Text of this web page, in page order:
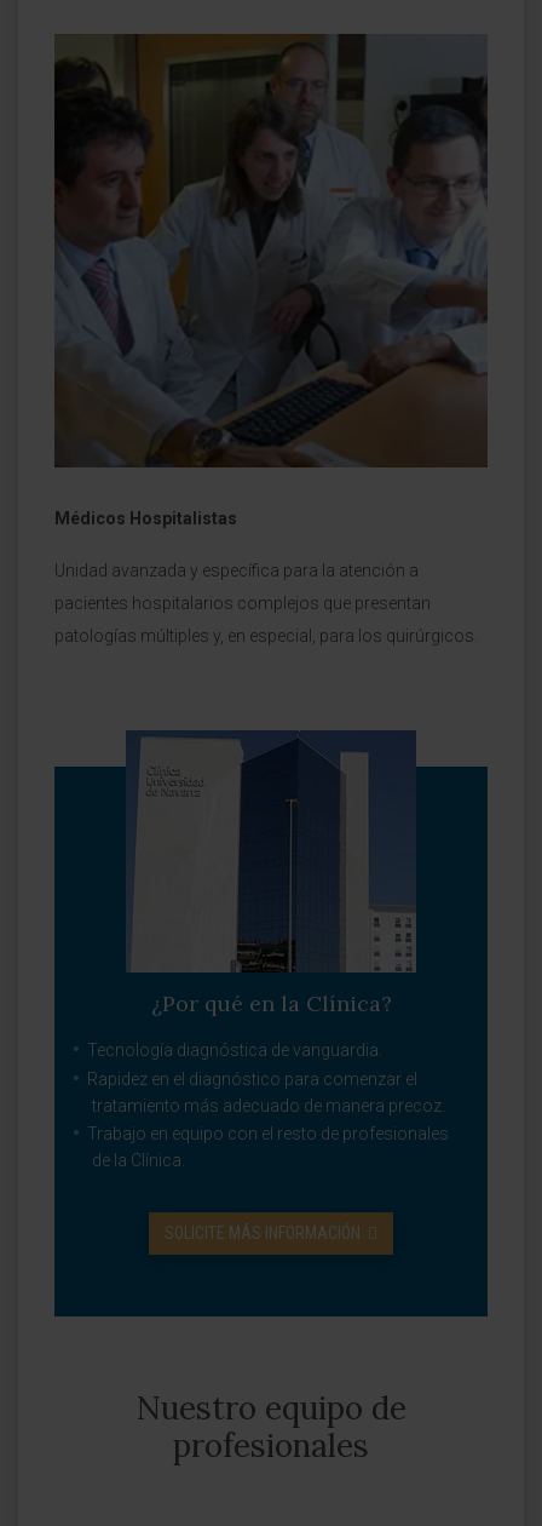
Médicos Hospitalistas
Unidad avanzada y específica para la atención a
pacientes hospitalarios complejos que presentan
patologías múltiples y, en especial, para los quirúrgicos.
¿Por qué en la Clínica?
Tecnología diagnóstica de vanguardia.
Rapidez en el diagnóstico para comenzar el
tratamiento más adecuado de manera precoz.
Trabajo en equipo con el resto de profesionales
de la Clínica.
SOLICITE MÁS INFORMACIÓN
Nuestro equipo de
profesionales